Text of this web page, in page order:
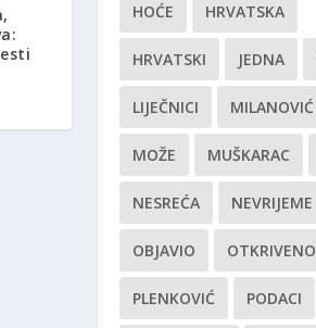
HOĆE HRVATSKA
HRVATSKI JEDNA
LIJEČNICI MILANOVIĆ
MOŽE MUŠKARAC
NESREĆA NEVRIJEME
OBJAVIO OTKRIVENO
PLENKOVIĆ PODACI